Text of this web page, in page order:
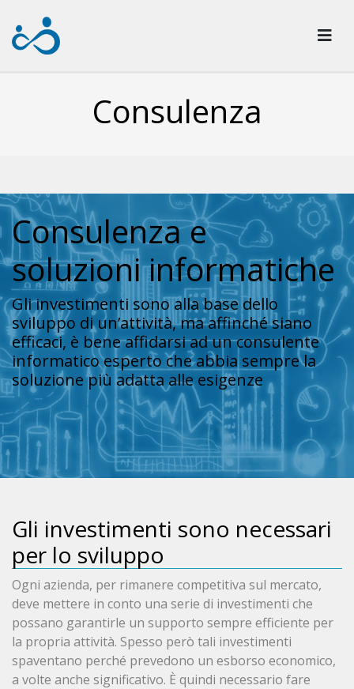
Consulenza
Consulenza e
soluzioni informatiche
Gli investimenti sono alla base dello
sviluppo di un’attività, ma affinché siano
efficaci, è bene affidarsi ad un consulente
informatico esperto che abbia sempre la
soluzione più adatta alle esigenze
Gli investimenti sono necessari
per lo sviluppo
Ogni azienda, per rimanere competitiva sul mercato,
deve mettere in conto una serie di investimenti che
possano garantirle un supporto sempre efficiente per
la propria attività. Spesso però tali investimenti
spaventano perché prevedono un esborso economico,
a volte anche significativo. È quindi necessario fare